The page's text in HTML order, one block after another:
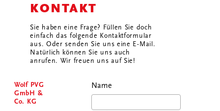
KONTAKT
Sie haben eine Frage? Füllen Sie doch
einfach das folgende Kontaktformular
aus. Oder senden Sie uns eine E-Mail.
Natürlich können Sie uns auch
anrufen. Wir freuen uns auf Sie!
Wolf PVG
GmbH &
Co. KG
Name